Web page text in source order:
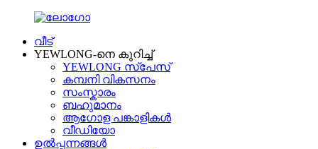
വീട്
YEWLONG-നെ കുറിച്ച്
YEWLONG സ്പേസ്
കമ്പനി വികസനം
സംസ്കാരം
ബഹുമാനം
ആഗോള പങ്കാളികൾ
വീഡിയോ
ഉൽപ്പന്നങ്ങൾ